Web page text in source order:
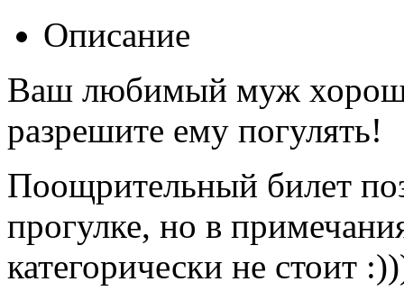
Описание
Ваш любимый муж
разрешите ему погулять!
Поощрительный билет
прогулке, но в
категорически не стоит